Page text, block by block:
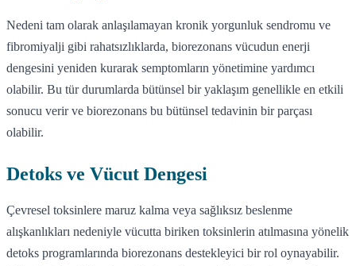
Nedeni tam olarak anlaşılamayan kronik yorgunluk sendromu ve
fibromiyalji gibi rahatsızlıklarda, biorezonans vücudun enerji
dengesini yeniden kurarak semptomların yönetimine yardımcı
olabilir. Bu tür durumlarda bütünsel bir yaklaşım genellikle en etkili
sonucu verir ve biorezonans bu bütünsel tedavinin bir parçası
olabilir.
Detoks ve Vücut Dengesi
Çevresel toksinlere maruz kalma veya sağlıksız beslenme
alışkanlıkları nedeniyle vücutta biriken toksinlerin atılmasına yönelik
detoks programlarında biorezonans destekleyici bir rol oynayabilir.